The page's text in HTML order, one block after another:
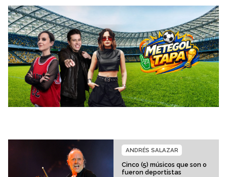
Cinco (5) músicos que son o
fueron deportistas
ANDRÉS SALAZAR